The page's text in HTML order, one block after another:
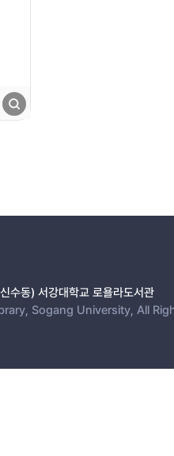
수동) 서강대학교 로욜라도서관
Sogang University, All